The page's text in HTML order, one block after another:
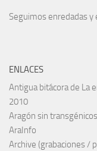
Seguimos enredadas y
ENLACES
Antigua bitácora de La
2010
Aragón sin transgénicos
AraInfo
Archive (grabaciones /